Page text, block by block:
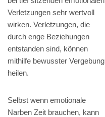
Verletzungen sehr wertvoll
wirken. Verletzungen, die
durch enge Beziehungen
entstanden sind, können
mithilfe bewusster Vergebung
heilen.
Selbst wenn emotionale
Narben Zeit brauchen, kann